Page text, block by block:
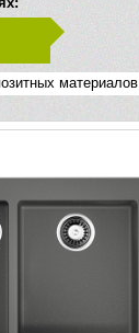
материалов